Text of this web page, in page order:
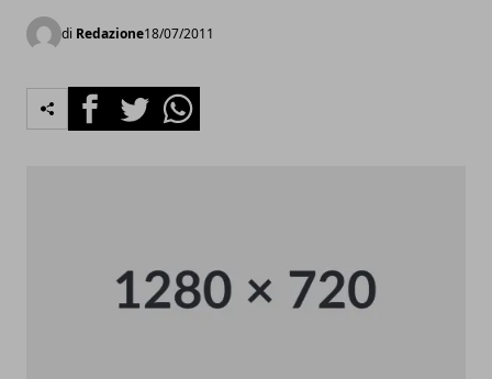
di Redazione18/07/2011
FacebookTwitterWhatsapp